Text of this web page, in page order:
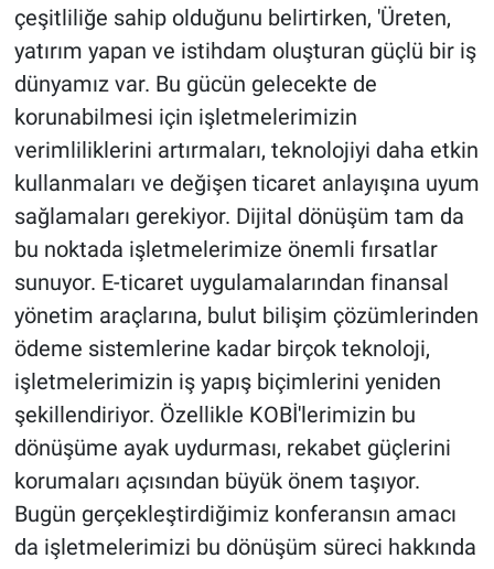
çeşitliliğe sahip olduğunu belirtirken, 'Üreten,
yatırım yapan ve istihdam oluşturan güçlü bir iş
dünyamız var. Bu gücün gelecekte de
korunabilmesi için işletmelerimizin
verimliliklerini artırmaları, teknolojiyi daha etkin
kullanmaları ve değişen ticaret anlayışına uyum
sağlamaları gerekiyor. Dijital dönüşüm tam da
bu noktada işletmelerimize önemli fırsatlar
sunuyor. E-ticaret uygulamalarından finansal
yönetim araçlarına, bulut bilişim çözümlerinden
ödeme sistemlerine kadar birçok teknoloji,
işletmelerimizin iş yapış biçimlerini yeniden
şekillendiriyor. Özellikle KOBİ'lerimizin bu
dönüşüme ayak uydurması, rekabet güçlerini
korumaları açısından büyük önem taşıyor.
Bugün gerçekleştirdiğimiz konferansın amacı
da işletmelerimizi bu dönüşüm süreci hakkında